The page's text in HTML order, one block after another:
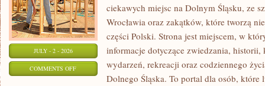
JULY - 2 - 2026
COMMENTS OFFON
ciekawych miejsc na Dolnym Śląsku, ze
Wrocławia oraz zakątków, które tworzą
części Polski. Strona jest miejscem, w
informacje dotyczące zwiedzania,
wydarzeń, rekreacji oraz codziennego
Dolnego Śląska. To portal dla osób,